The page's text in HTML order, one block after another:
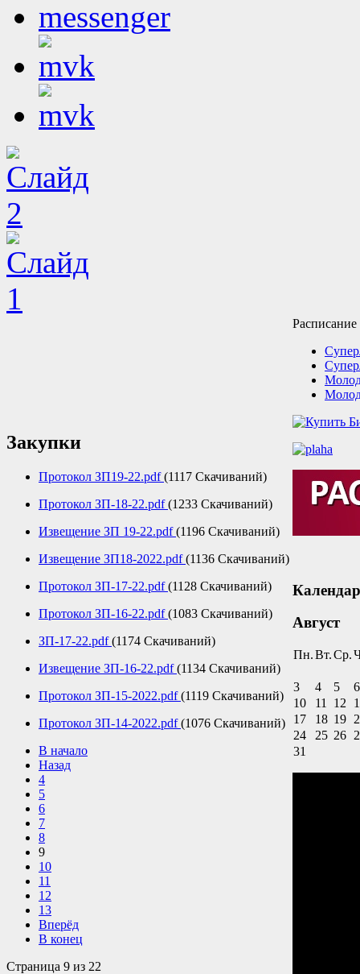
Закупки
Протокол ЗП19-22.pdf(1117 Скачиваний)
Протокол ЗП-18-22.pdf(1233 Скачиваний)
Извещение ЗП 19-22.pdf(1196 Скачиваний)
Извещение ЗП18-2022.pdf(1136 Скачиваний)
Протокол ЗП-17-22.pdf(1128 Скачиваний)
Протокол ЗП-16-22.pdf(1083 Скачиваний)
ЗП-17-22.pdf(1174 Скачиваний)
Извещение ЗП-16-22.pdf(1134 Скачиваний)
Протокол ЗП-15-2022.pdf(1119 Скачиваний)
Протокол ЗП-14-2022.pdf(1076 Скачиваний)
В начало
Назад
4
5
6
7
8
9
10
11
12
13
Вперёд
В конец
Страница 9 из 22
Расписание
Август
Пн.Вт.Ср.
3 4 5
6
10
11 12
17
18 19
24
25 26
31